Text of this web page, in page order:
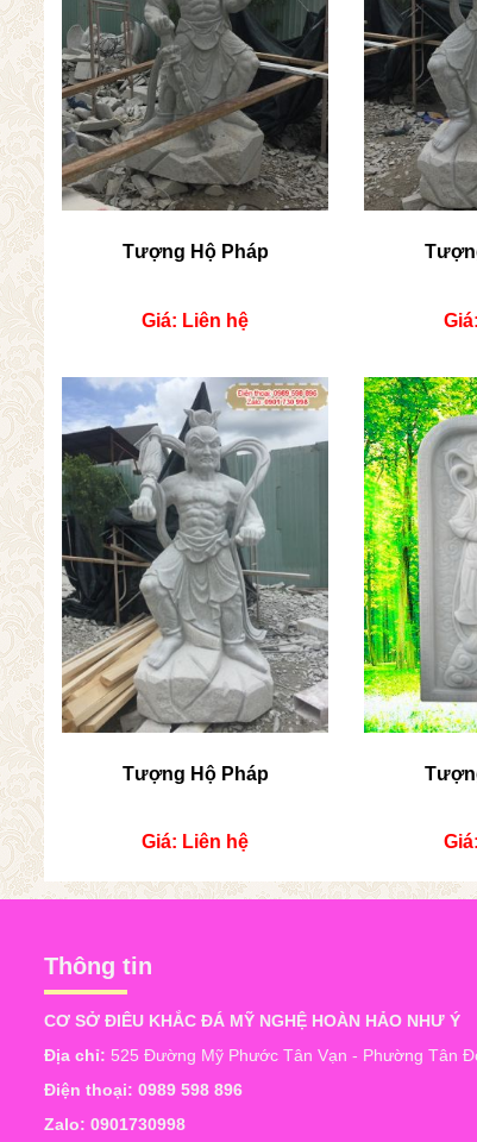
Tượng Hộ Pháp
Giá: Liên hệ
Tượng Hộ Pháp
Giá: Liên hệ
Thông tin
CƠ SỞ ĐIÊU KHẮC ĐÁ MỸ NGHỆ HOÀN HẢO NHƯ Ý
Địa chỉ: 525 Đường Mỹ Phước Tân Vạn - Phường Tân
Điện thoại: 0989 598 896
Zalo: 0901730998